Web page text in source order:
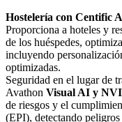
Hostelería con Centific
Proporciona a hoteles y
de los huéspedes,
incluyendo
optimizadas.
Seguridad en el lugar de
Avathon Visual AI y
de riesgos y el
(EPI), detectando